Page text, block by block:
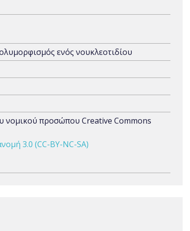
ενός νουκλεοτιδίου
νομικού προσώπου Creative Commons
3.0 (CC-BY-NC-SA)